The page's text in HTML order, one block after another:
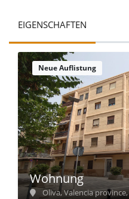
EIGENSCHAFTEN
Neue Auflistung
Wohnung
Oliva, Valencia